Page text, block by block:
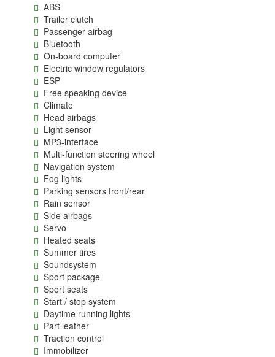
ABS
Trailer clutch
Passenger airbag
Bluetooth
On-board computer
Electric window regulators
ESP
Free speaking device
Climate
Head airbags
Light sensor
MP3-interface
Multi-function steering wheel
Navigation system
Fog lights
Parking sensors front/rear
Rain sensor
Side airbags
Servo
Heated seats
Summer tires
Soundsystem
Sport package
Sport seats
Start / stop system
Daytime running lights
Part leather
Traction control
Immobilizer